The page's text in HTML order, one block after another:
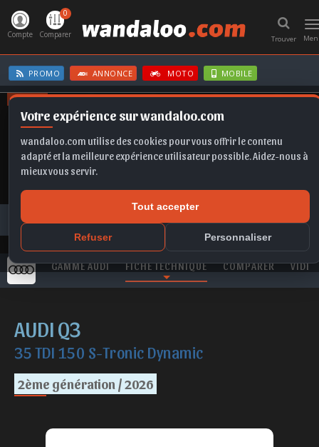
Votre expérience sur wandaloo.com
wandaloo.com utilise des cookies pour vous offrir le contenu
adapté et la meilleure expérience utilisateur possible. Aidez-nous à
mieux vous servir.
Tout accepter
Refuser Personnaliser
Trouver
Compte
0
Comparer
PROMO ANNONCE MOTO MOBILE
OFFRES
ASTRA
AUDI
Q3
AUDI Q3 35 TDI 150 S-Tronic Dynamic neuve au Maroc
GAMME AUDI FICHE TECHNIQUE COMPARER VIDEO
AUDI Q3
35 TDI 150 S-Tronic Dynamic
2ème génération / 2026